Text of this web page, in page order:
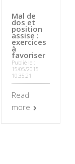
Mal de
dos et
position
assise :
exercices
à
favoriser
Publié le :
15/05/2015
10:35:21
Read
more